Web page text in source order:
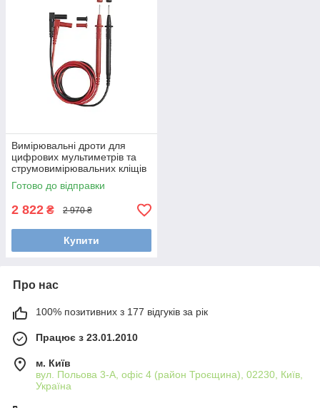
Вимірювальні дроти для
цифрових мультиметрів та
струмовимірювальних кліщів
Wiha 45280
Готово до відправки
2 822 ₴ 2 970 ₴
Купити
Про нас
100% позитивних з 177 відгуків за рік
Працює з 23.01.2010
м. Київ
вул. Польова 3-А, офіс 4 (район Троєщина), 02230, Київ,
Україна